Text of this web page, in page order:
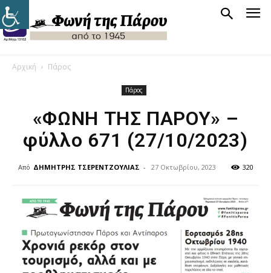
Αρχική Πάρος
Πάρος
«ΦΩΝΗ ΤΗΣ ΠΑΡΟΥ» –
φύλλο 671 (27/10/2023)
Από ΔΗΜΗΤΡΗΣ ΤΣΕΡΕΝΤΖΟΥΛΙΑΣ - 27 Οκτωβρίου, 2023 320